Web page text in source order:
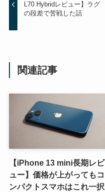
L70 Hybridレビュー】ラグ
の段差で苦戦した話
関連記事
【iPhone 13 mini長期レビ
ュー】価格が上がってもコ
ンパクトスマホはこれ一択